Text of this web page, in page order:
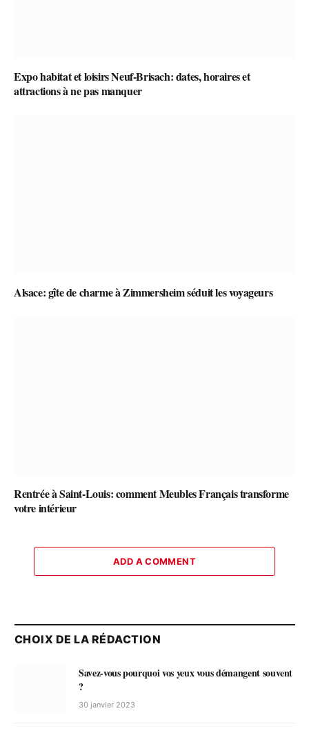
Expo habitat et loisirs Neuf-Brisach: dates, horaires et
attractions à ne pas manquer
Alsace: gîte de charme à Zimmersheim séduit les voyageurs
Rentrée à Saint-Louis: comment Meubles Français transforme
votre intérieur
ADD A COMMENT
CHOIX DE LA RÉDACTION
Savez-vous pourquoi vos yeux vous démangent souvent
?
30 janvier 2023